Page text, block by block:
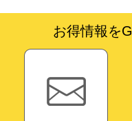
お得情報を